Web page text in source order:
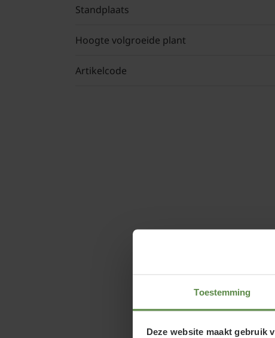
Toestemming
Deze website maakt gebruik
Standplaats
Hoogte volgroeide plant
Artikelcode